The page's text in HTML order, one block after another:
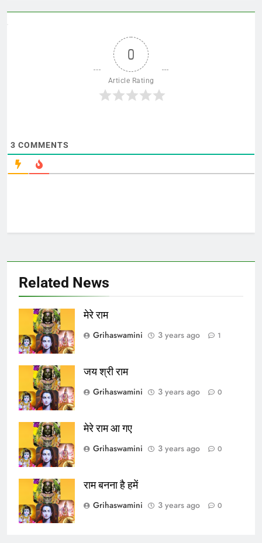
0
Article Rating
3 COMMENTS
Related News
मेरे राम
Grihaswamini
3 years ago 1
जय श्री राम
Grihaswamini
3 years ago 0
मेरे राम आ गए
Grihaswamini
3 years ago 0
राम बनना है हमें
Grihaswamini
3 years ago 0